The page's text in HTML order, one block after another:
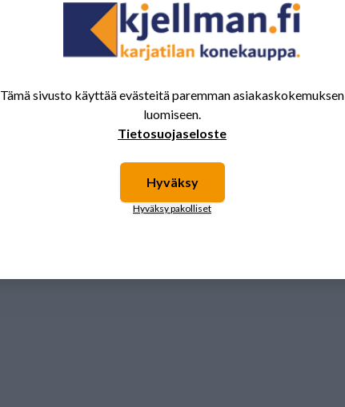
Tämä sivusto käyttää evästeitä paremman asiakaskokemuksen
luomiseen.
Tietosuojaseloste
Hyväksy
Hyväksy pakolliset